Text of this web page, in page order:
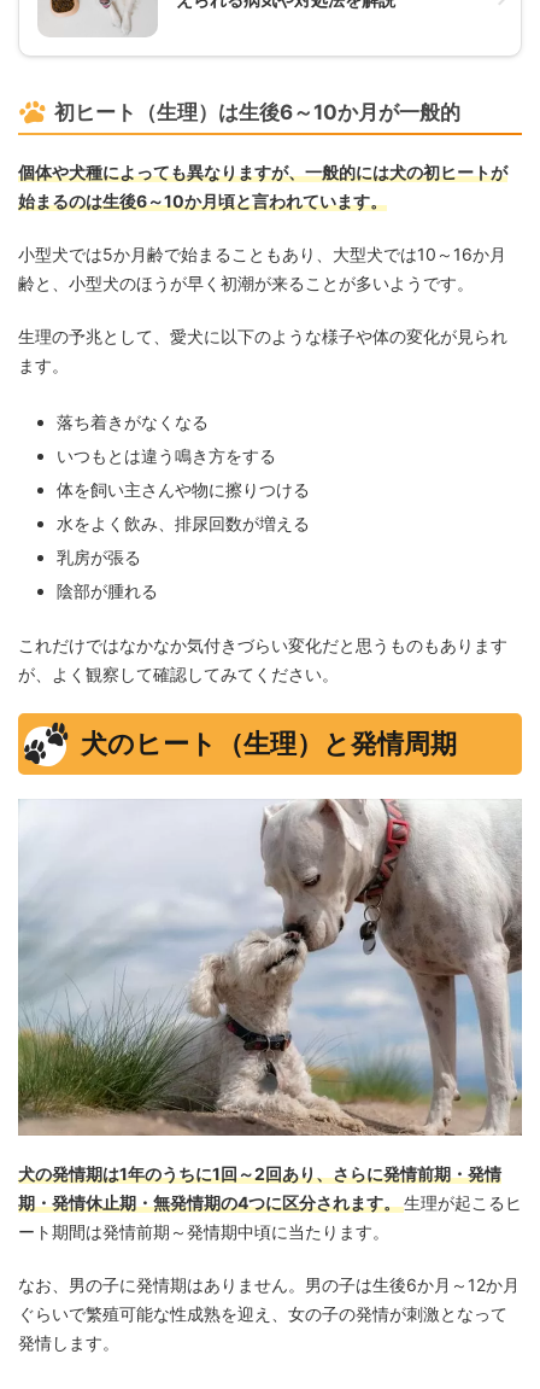
初ヒート（生理）は生後6～10か月が一般的
個体や犬種によっても異なりますが、一般的には犬の初ヒートが
始まるのは生後6～10か月頃と言われています。
小型犬では5か月齢で始まることもあり、大型犬では10～16か月
齢と、小型犬のほうが早く初潮が来ることが多いようです。
生理の予兆として、愛犬に以下のような様子や体の変化が見られ
ます。
落ち着きがなくなる
いつもとは違う鳴き方をする
体を飼い主さんや物に擦りつける
水をよく飲み、排尿回数が増える
乳房が張る
陰部が腫れる
これだけではなかなか気付きづらい変化だと思うものもあります
が、よく観察して確認してみてください。
犬のヒート（生理）と発情周期
犬の発情期は1年のうちに1回～2回あり、さらに発情前期・発情
期・発情休止期・無発情期の4つに区分されます。生理が起こるヒ
ート期間は発情前期～発情期中頃に当たります。
なお、男の子に発情期はありません。男の子は生後6か月～12か月
ぐらいで繁殖可能な性成熟を迎え、女の子の発情が刺激となって
発情します。